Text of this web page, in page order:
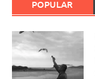
POPULAR